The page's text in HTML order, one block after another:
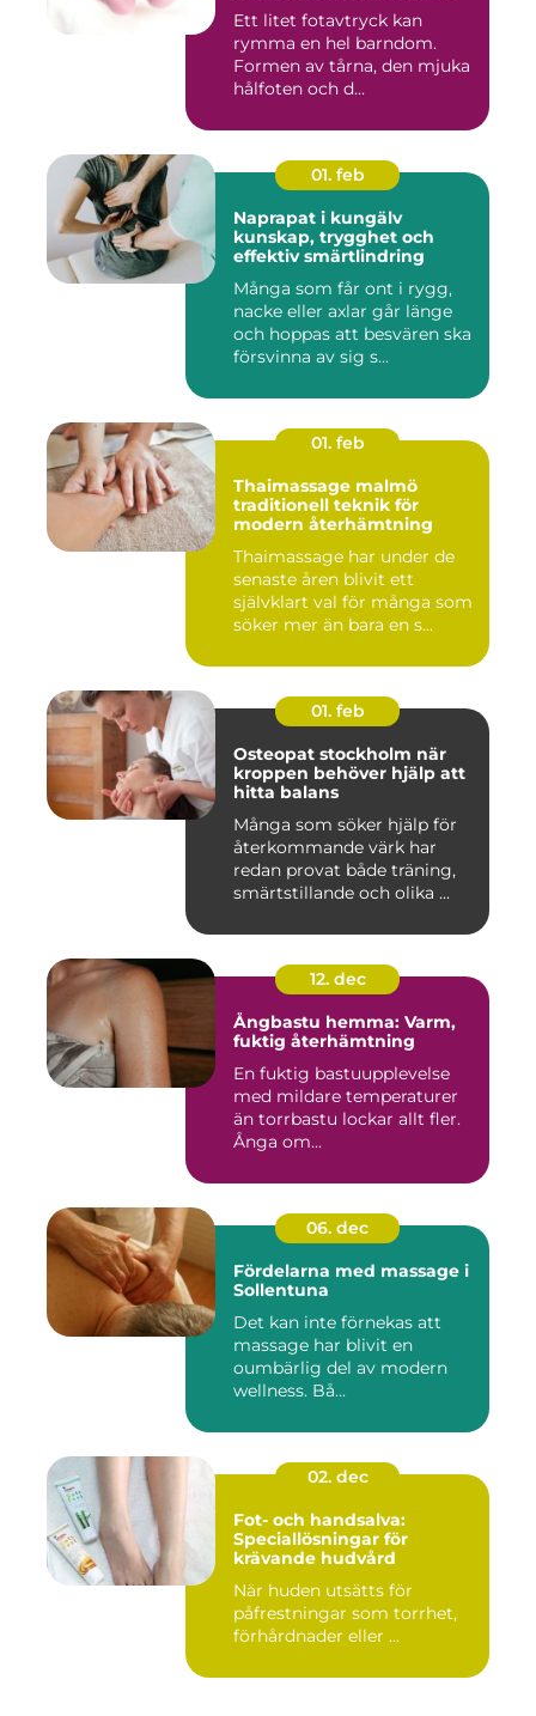
Ett litet fotavtryck kan
rymma en hel barndom.
Formen av tårna, den mjuka
hålfoten och d...
01. feb
Naprapat i kungälv
kunskap, trygghet och
effektiv smärtlindring
Många som får ont i rygg,
nacke eller axlar går länge
och hoppas att besvären ska
försvinna av sig s...
01. feb
Thaimassage malmö
traditionell teknik för
modern återhämtning
Thaimassage har under de
senaste åren blivit ett
självklart val för många som
söker mer än bara en s...
01. feb
Osteopat stockholm när
kroppen behöver hjälp att
hitta balans
Många som söker hjälp för
återkommande värk har
redan provat både träning,
smärtstillande och olika ...
12. dec
Ångbastu hemma: Varm,
fuktig återhämtning
En fuktig bastuupplevelse
med mildare temperaturer
än torrbastu lockar allt fler.
Ånga om...
06. dec
Fördelarna med massage i
Sollentuna
Det kan inte förnekas att
massage har blivit en
oumbärlig del av modern
wellness. Bå...
02. dec
Fot- och handsalva:
Speciallösningar för
krävande hudvård
När huden utsätts för
påfrestningar som torrhet,
förhårdnader eller ...